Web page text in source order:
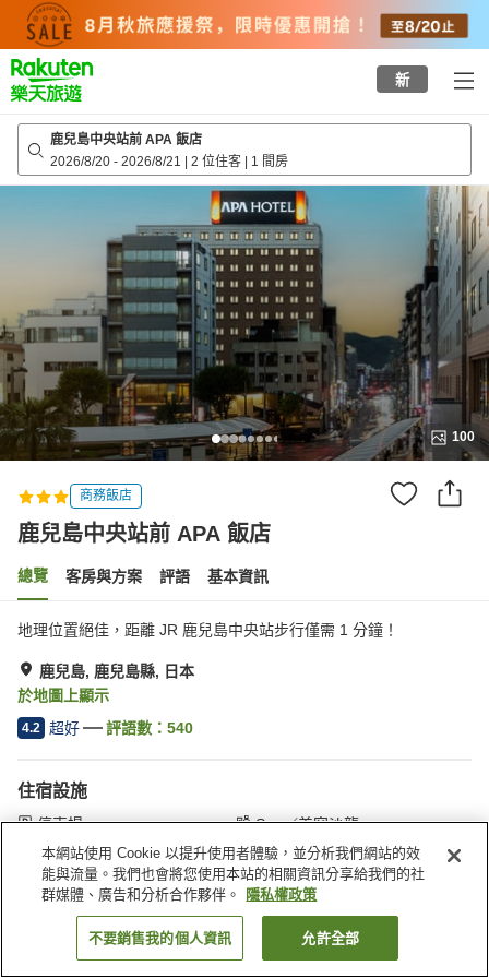
top
page
新
鹿兒島中央站前 APA 飯店
2026/8/20 - 2026/8/21 | 2 位住客 | 1 間房
100
商務飯店
鹿兒島中央站前 APA 飯店
總覽 客房與方案 評語 基本資訊
地理位置絕佳，距離 JR 鹿兒島中央站步行僅需 1 分鐘！
鹿兒島, 鹿兒島縣, 日本
於地圖上顯示
4.2 超好 評語數： 540
住宿設施
停車場
Spa／美容沙龍
餐廳
自動販賣機
首頁 日本 鹿兒島縣 鹿兒島 鹿兒島中央站前 APA 飯店
找客房
本網站使用 Cookie 以提升使用者體驗，並分析我們網站的效
能與流量。我們也會將您使用本站的相關資訊分享給我們的社
群媒體、廣告和分析合作夥伴。
隱私權政策
不要銷售我的個人資訊 允許全部